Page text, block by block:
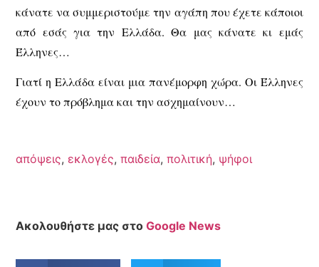
κάνατε να συμμεριστούμε την αγάπη που έχετε κάποιοι
από εσάς για την Ελλάδα. Θα μας κάνατε κι εμάς
Έλληνες…
Γιατί η Ελλάδα είναι μια πανέμορφη χώρα. Οι Έλληνες
έχουν το πρόβλημα και την ασχημαίνουν…
απόψεις, εκλογές,παιδεία,πολιτική, ψήφοι
Ακολουθήστε μας στοGoogle News